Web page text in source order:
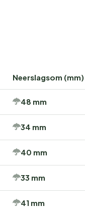
Neerslagsom (mm)
48 mm
34 mm
40 mm
33 mm
41 mm